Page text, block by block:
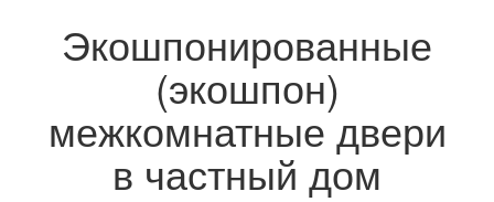
Экошпонированные
(экошпон)
межкомнатные двери
в частный дом